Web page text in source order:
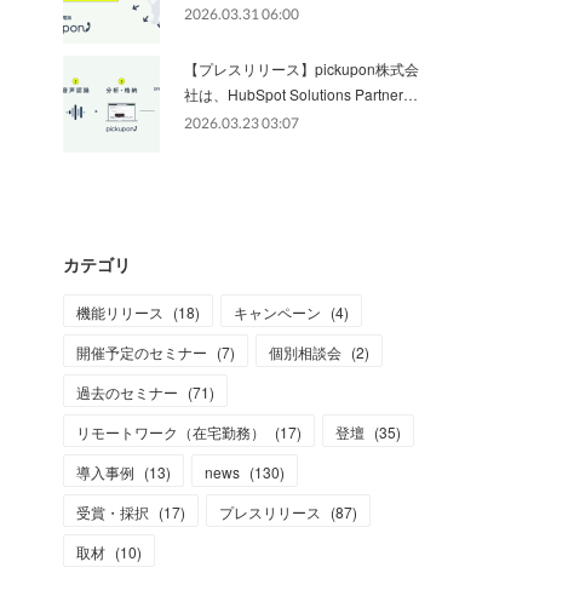
2026.03.31 06:00
【プレスリリース】pickupon株式会
社は、HubSpot Solutions Partner…
2026.03.23 03:07
カテゴリ
機能リリース (18) キャンペーン (4)
開催予定のセミナー (7) 個別相談会 (2)
過去のセミナー (71)
リモートワーク（在宅勤務）
(17) 登壇 (35)
導入事例 (13) news (130)
受賞・採択 (17) プレスリリース (87)
取材 (10)